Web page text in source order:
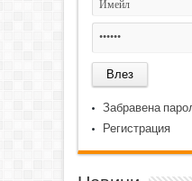
Забравена
Регистрация